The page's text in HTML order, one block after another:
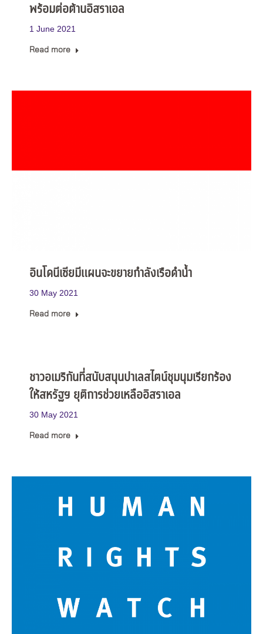
พร้อมต่อต้านอิสราเอล
1 June 2021
Read more
อินโดนีเซียมีแผนจะขยายกำลังเรือดำน้ำ
30 May 2021
Read more
ชาวอเมริกันที่สนับสนุนปาเลสไตน์ชุมนุมเรียกร้อง
ให้สหรัฐฯ ยุติการช่วยเหลืออิสราเอล
30 May 2021
Read more